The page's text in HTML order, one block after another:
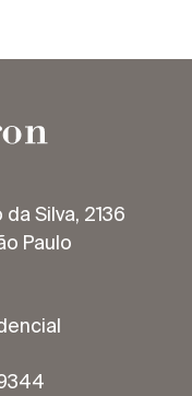
Silva, 2136
Paulo